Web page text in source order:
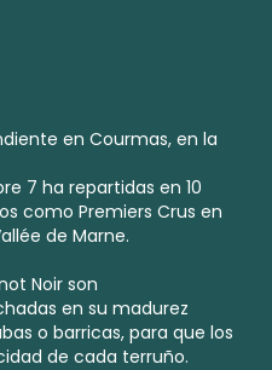
en Courmas, en la
7 ha repartidas en 10
como Premiers Crus en
de Marne.
Noir son
en su madurez
o barricas, para que los
de cada terruño.